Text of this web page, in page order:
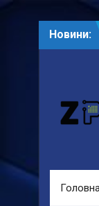
Новини: